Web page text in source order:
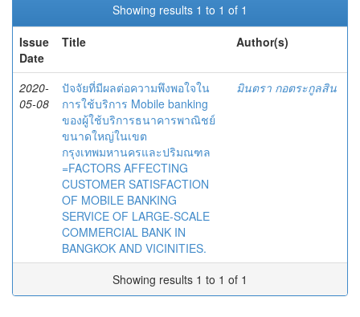
Showing results 1 to 1 of 1
Issue
Date
Title Author(s)
2020-
05-08
ปัจจัยที่มีผลต่อความพึงพอใจใน
การใช้บริการ Mobile banking
ของผู้ใช้บริการธนาคารพาณิชย์
ขนาดใหญ่ในเขต
กรุงเทพมหานครและปริมณฑล
=FACTORS AFFECTING
CUSTOMER SATISFACTION
OF MOBILE BANKING
SERVICE OF LARGE-SCALE
COMMERCIAL BANK IN
BANGKOK AND VICINITIES.
มินตรา กอตระกูลสิน
Showing results 1 to 1 of 1